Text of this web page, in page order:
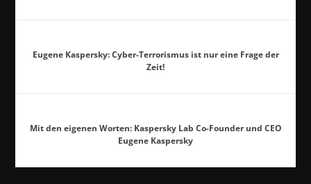
Eugene Kaspersky: Cyber-Terrorismus ist nur eine Frage der
Zeit!
Mit den eigenen Worten: Kaspersky Lab Co-Founder und CEO
Eugene Kaspersky